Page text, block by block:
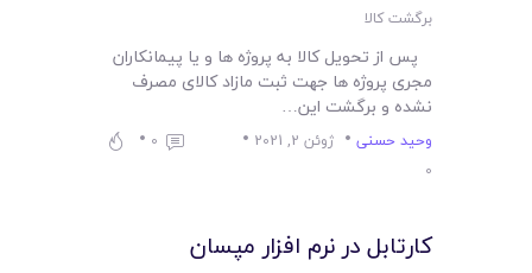
سیستم ها
لیست قیمت محصولات
برگشت کالا
پس از تحویل کالا به پروژه ها و یا پیمانکاران
مجری پروژه ها جهت ثبت مازاد کالای مصرف
نشده و برگشت این…
وحید حسنی ژوئن 2, 2021
0
0
کارتابل در نرم افزار مپسان